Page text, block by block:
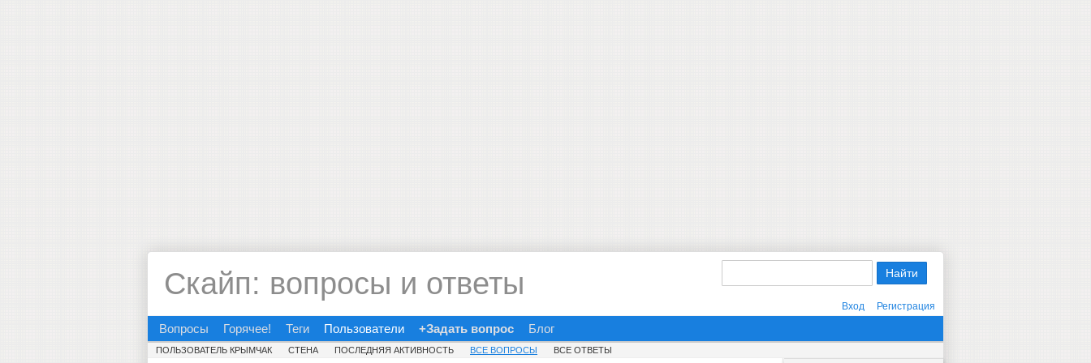
Скайп: вопросы и ответы
Вход Регистрация
Вопросы Горячее! Теги Пользователи +Задать вопрос Блог
ПОЛЬЗОВАТЕЛЬ КРЫМЧАК СТЕНА ПОСЛЕДНЯЯ АКТИВНОСТЬ ВСЕ ВОПРОСЫ ВСЕ ОТВЕТЫ